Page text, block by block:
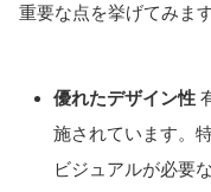
重要な点を挙げてみます
優れたデザイン性
施されています。
ビジュアルが必要